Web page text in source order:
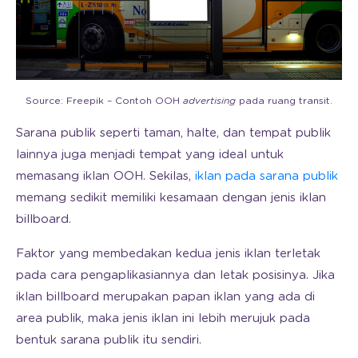
Source: Freepik – Contoh OOH advertising pada ruang transit.
Sarana publik seperti taman, halte, dan tempat publik
lainnya juga menjadi tempat yang ideal untuk
memasang iklan OOH. Sekilas, iklan pada sarana publik
memang sedikit memiliki kesamaan dengan jenis iklan
billboard.
Faktor yang membedakan kedua jenis iklan terletak
pada cara pengaplikasiannya dan letak posisinya. Jika
iklan billboard merupakan papan iklan yang ada di
area publik, maka jenis iklan ini lebih merujuk pada
bentuk sarana publik itu sendiri.